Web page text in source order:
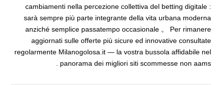
cambiamenti nella percezione collettiva del betting digitale :
sarà sempre più parte integrante della vita urbana moderna
anziché semplice passatempo occasionale 。 Per rimanere
aggiornati sulle offerte più sicure ed innovative consultate
regolarmente Milanogolosa.it — la vostra bussola affidabile nel
panorama dei migliori siti scommesse non aams .